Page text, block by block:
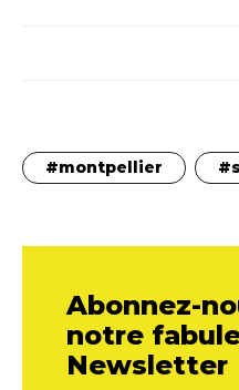
montpellier
Abonnez-
notre
Newsletter